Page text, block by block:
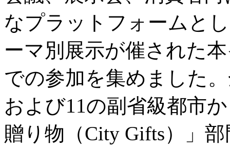
なプラットフォームと
ーマ別展示が催された
での参加を集めました
および11の副省級都市
贈り物（City Gifts）」